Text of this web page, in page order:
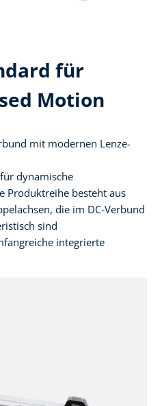
für
Motion
mit modernen Lenze-
dynamische
Produktreihe besteht aus
die im DC-Verbund
sind
integrierte